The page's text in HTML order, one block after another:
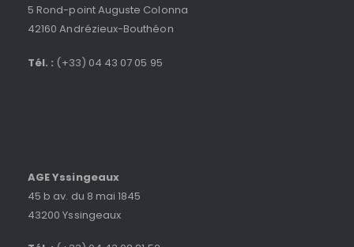
5 Rond-point Auguste Colonna
42160 Andrézieux-Bouthéon
Tél. : (+33) 04 43 07 05 95
AGE Yssingeaux
45 b av. du 8 mai 1845
43200 Yssingeaux